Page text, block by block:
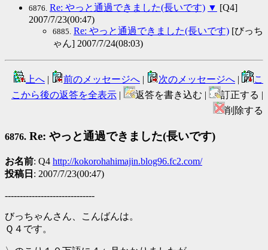
6876. Re: やっと通過できました(長いです) ▼ [Q4]
2007/7/23(00:47)
6885. Re: やっと通過できました(長いです) [びっち
ゃん] 2007/7/24(08:03)
上へ | 前のメッセージへ | 次のメッセージへ |
こ
こから後の返答を全表示 | 返答を書き込む |
訂正する |
削除する
6876. Re: やっと通過できました(長いです)
お名前: Q4 http://kokorohahimajin.blog96.fc2.com/
投稿日 : 2007/7/23(00:47)
------------------------------
びっちゃんさん、こんばんは。
Ｑ４です。